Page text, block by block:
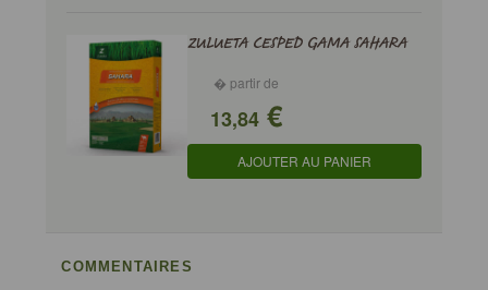
ZULUETA CESPED GAMA SAHARA
� partir de
13,84€
AJOUTER AU PANIER
COMMENTAIRES